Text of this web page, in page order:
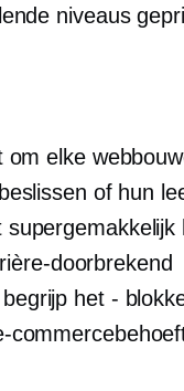
niveaus
om elke
of hun
doorbrekend
begrijp het -